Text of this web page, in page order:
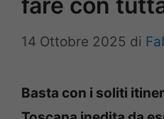
fare con
14 Ottobre 2025 di
Basta con i soliti